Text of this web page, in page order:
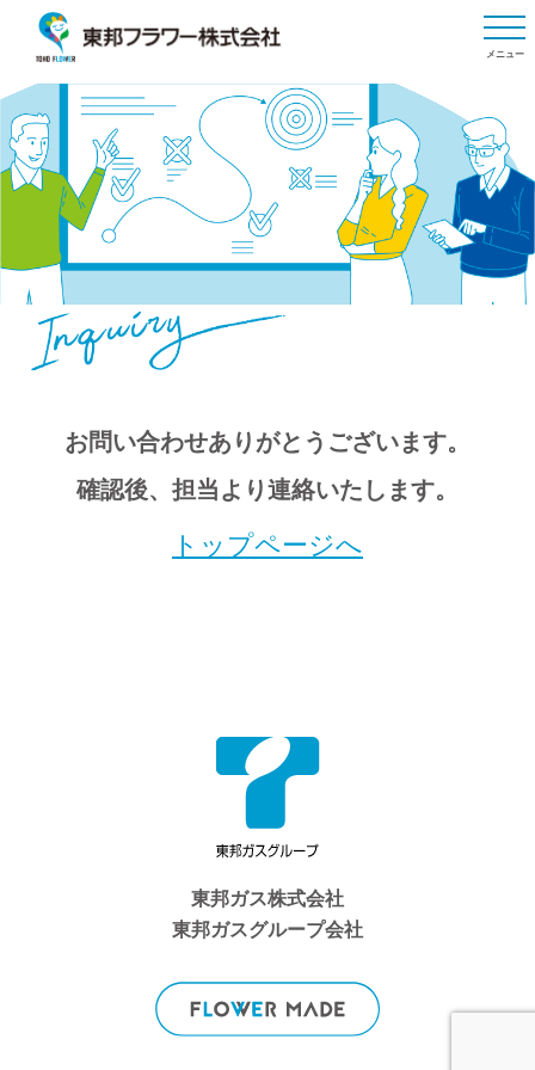
メニュー
お問い合わせありがとうございます。
確認後、担当より連絡いたします。
トップページへ
東邦ガス株式会社
東邦ガスグループ会社